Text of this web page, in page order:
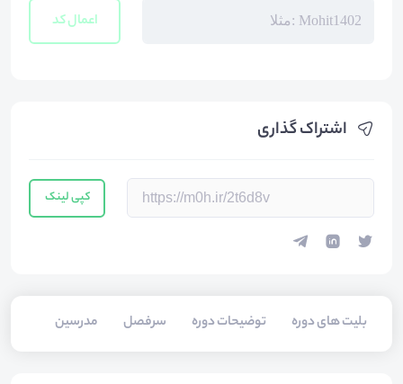
اشتراک گذاری
کپی لینک
بلیت های دوره توضیحات دوره سرفصل مدرسین
اعمال کد